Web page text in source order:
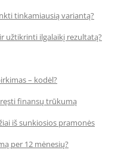
tinkamiausią variantą?
užtikrinti ilgalaikį rezultatą?
– kodėl?
finansų trūkumą
iš sunkiosios pramonės
per 12 mėnesių?